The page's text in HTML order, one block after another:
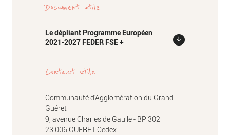
Document utile
Le dépliant Programme Européen
2021-2027 FEDER FSE +
Contact utile
Communauté d'Agglomération du Grand
Guéret
9, avenue Charles de Gaulle - BP 302
23 006 GUERET Cedex